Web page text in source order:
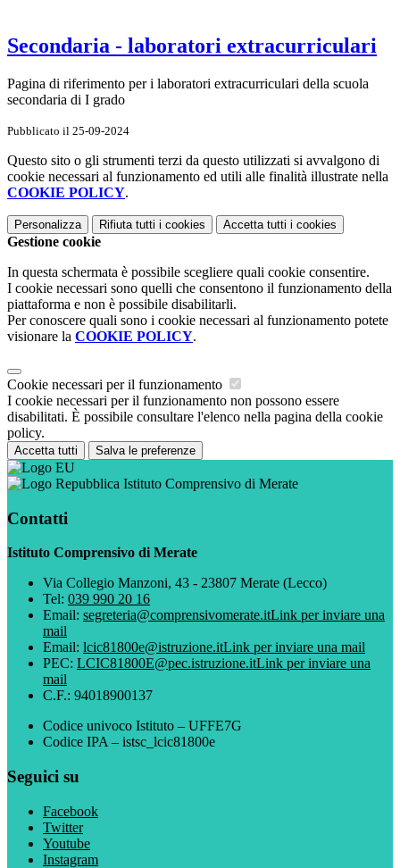
Secondaria - laboratori extracurriculari
Pagina di riferimento per i laboratori extracurriculari della scuola
secondaria di I grado
Pubblicato il 25-09-2024
Questo sito o gli strumenti terzi da questo utilizzati si avvalgono di
cookie necessari al funzionamento ed utili alle finalità illustrate nella
COOKIE POLICY.
Personalizza Rifiuta tutti i cookies Accetta tutti i cookies
Gestione cookie
In questa schermata è possibile scegliere quali cookie consentire.
I cookie necessari sono quelli che consentono il funzionamento della
piattaforma e non è possibile disabilitarli.
Per conoscere quali sono i cookie necessari al funzionamento potete
visionare la COOKIE POLICY.
Cookie necessari per il funzionamento
I cookie necessari per il funzionamento non possono essere
disabilitati. È possibile consultare l'elenco nella pagina della cookie
policy.
Accetta tutti Salva le preferenze
Istituto Comprensivo di Merate
Contatti
Istituto Comprensivo di Merate
Via Collegio Manzoni, 43 - 23807 Merate (Lecco)
Tel: 039 990 20 16
Email: segreteria@comprensivomerate.itLink per inviare una
mail
Email: lcic81800e@istruzione.itLink per inviare una mail
PEC: LCIC81800E@pec.istruzione.itLink per inviare una
mail
C.F.: 94018900137
Codice univoco Istituto – UFFE7G
Codice IPA – istsc_lcic81800e
Seguici su
Facebook
Twitter
Youtube
Instagram